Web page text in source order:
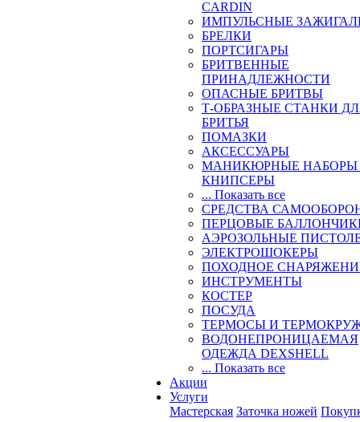
CARDIN
ИМПУЛЬСНЫЕ
БРЕЛКИ
ПОРТСИГАРЫ
БРИТВЕННЫЕ
ПРИНАДЛЕЖНОСТИ
ОПАСНЫЕ БРИТВЫ
Т-ОБРАЗНЫЕ СТАНКИ
БРИТЬЯ
ПОМАЗКИ
АКСЕССУАРЫ
МАНИКЮРНЫЕ НАБОРЫ
КНИПСЕРЫ
... Показать все
СРЕДСТВА
ПЕРЦОВЫЕ
АЭРОЗОЛЬНЫЕ
ЭЛЕКТРОШОКЕРЫ
ПОХОДНОЕ
ИНСТРУМЕНТЫ
КОСТЕР
ПОСУДА
ТЕРМОСЫ И
ВОДОНЕПРОНИЦАЕМАЯ
ОДЕЖДА DEXSHELL
... Показать все
Акции
Услуги
Мастерская Заточка ножей